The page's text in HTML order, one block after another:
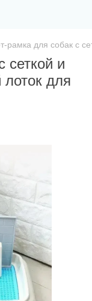
рамка для собак с
сеткой и
лоток для